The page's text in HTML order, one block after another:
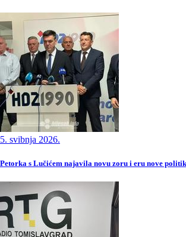
5. svibnja 2026.
Petorka s Lučićem najavila novu zoru i eru nove